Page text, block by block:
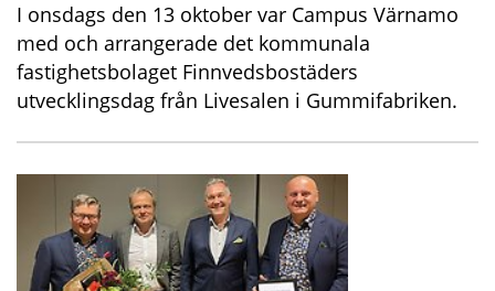
I onsdags den 13 oktober var Campus Värnamo
med och arrangerade det kommunala
fastighetsbolaget Finnvedsbostäders
utvecklingsdag från Livesalen i Gummifabriken.